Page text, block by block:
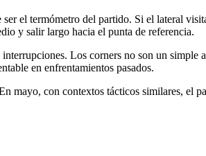
el termómetro del partido. Si el lateral
y salir largo hacia el punta de referencia.
Los corners no son un
en enfrentamientos pasados.
mayo, con contextos tácticos similares, el